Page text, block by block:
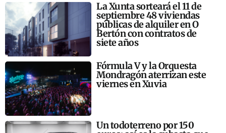
La Xunta sorteará el 11 de
septiembre 48 viviendas
públicas de alquiler en O
Bertón con contratos de
siete años
Fórmula V y la Orquesta
Mondragón aterrizan este
viernes en Xuvia
Un todoterreno por 150